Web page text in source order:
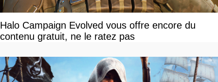
Halo Campaign Evolved vous offre encore du
contenu gratuit, ne le ratez pas